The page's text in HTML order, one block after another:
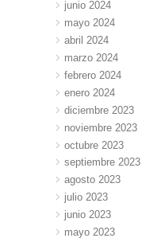
junio 2024
mayo 2024
abril 2024
marzo 2024
febrero 2024
enero 2024
diciembre 2023
noviembre 2023
octubre 2023
septiembre 2023
agosto 2023
julio 2023
junio 2023
mayo 2023